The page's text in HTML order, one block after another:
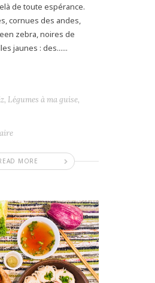
de toute espérance.
cornues des andes,
zebra, noires de
jaunes : des......
MORE
, Légumes à ma guise,